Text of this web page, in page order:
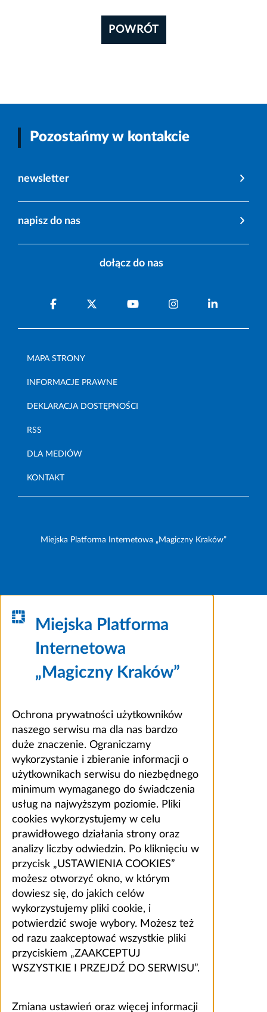
POWRÓT
Pozostańmy w kontakcie
newsletter
napisz do nas
dołącz do nas
MAPA STRONY
INFORMACJE PRAWNE
DEKLARACJA DOSTĘPNOŚCI
RSS
DLA MEDIÓW
KONTAKT
Miejska Platforma Internetowa „Magiczny Kraków”
Miejska Platforma
Internetowa
„Magiczny Kraków”
Ochrona prywatności użytkowników
naszego serwisu ma dla nas bardzo
duże znaczenie. Ograniczamy
wykorzystanie i zbieranie informacji o
użytkownikach serwisu do niezbędnego
minimum wymaganego do świadczenia
usług na najwyższym poziomie. Pliki
cookies wykorzystujemy w celu
prawidłowego działania strony oraz
analizy liczby odwiedzin. Po kliknięciu w
przycisk „USTAWIENIA COOKIES”
możesz otworzyć okno, w którym
dowiesz się, do jakich celów
wykorzystujemy pliki cookie, i
potwierdzić swoje wybory. Możesz też
od razu zaakceptować wszystkie pliki
przyciskiem „ZAAKCEPTUJ
WSZYSTKIE I PRZEJDŹ DO SERWISU”.
Zmiana ustawień oraz więcej informacji